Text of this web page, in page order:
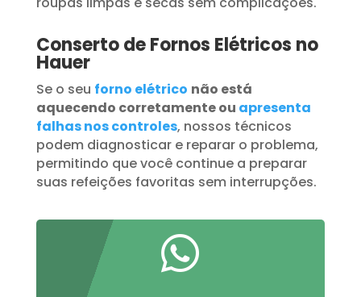
Conserto de Fornos Elétricos no
Hauer
Se o seu forno elétrico não está
aquecendo corretamente ou apresenta
falhas nos controles, nossos técnicos
podem diagnosticar e reparar o problema,
permitindo que você continue a preparar
suas refeições favoritas sem interrupções.
